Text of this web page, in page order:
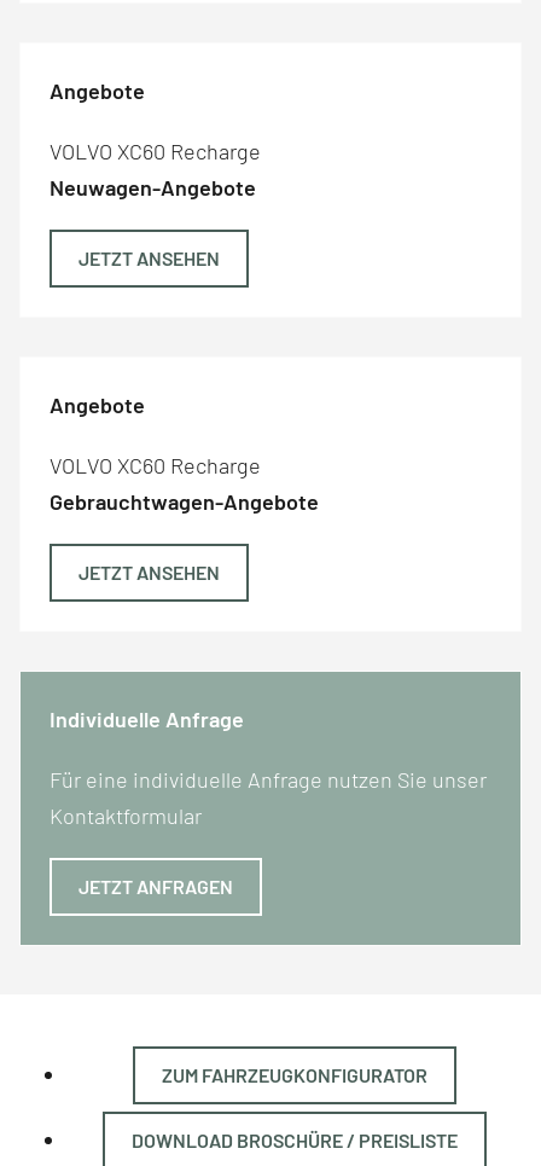
Angebote
VOLVO XC60 Recharge
Neuwagen-Angebote
JETZT ANSEHEN
Angebote
VOLVO XC60 Recharge
Gebrauchtwagen-Angebote
JETZT ANSEHEN
Individuelle Anfrage
Für eine individuelle Anfrage nutzen Sie unser
Kontaktformular
JETZT ANFRAGEN
ZUM FAHRZEUGKONFIGURATOR
DOWNLOAD BROSCHÜRE / PREISLISTE